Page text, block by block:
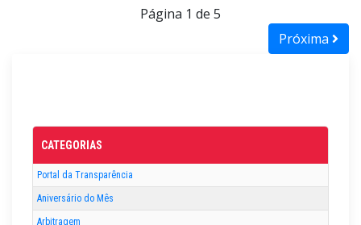
Página 1 de 5
Próxima
CATEGORIAS
Portal da Transparência
Aniversário do Mês
Arbitragem